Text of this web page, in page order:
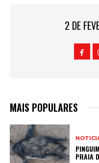
2 DE
MAIS POPULARES
PRAIA